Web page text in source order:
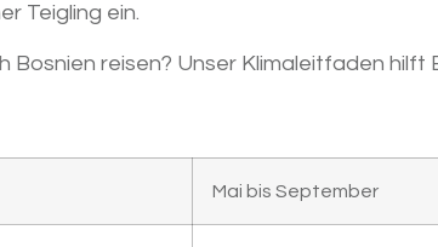
Teigling ein.
reisen? Unser Klimaleitfaden hilft
Mai bis September